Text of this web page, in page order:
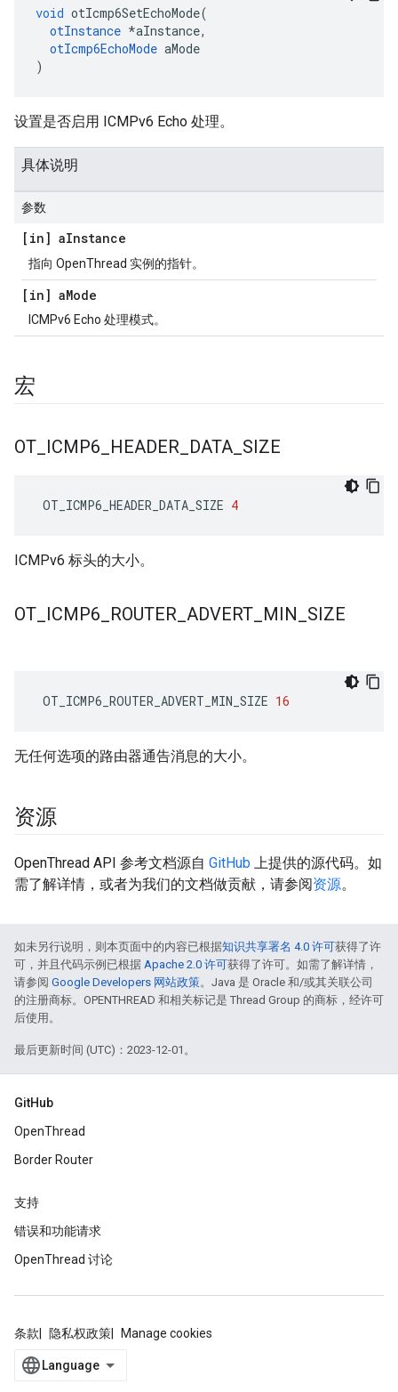
void otIcmp6SetEchoMode(
otInstance *aInstance,
otIcmp6EchoMode aMode
)
设置是否启用 ICMPv6 Echo 处理。
具体说明
参数
[in] aInstance
指向 OpenThread 实例的指针。
[in] aMode
ICMPv6 Echo 处理模式。
宏
OT ICMP6 HEADER DATA SIZE
OT_ICMP6_HEADER_DATA_SIZE 4
ICMPv6 标头的大小。
OT ICMP6 ROUTER ADVERT MIN SIZE
OT_ICMP6_ROUTER_ADVERT_MIN_SIZE 16
无任何选项的路由器通告消息的大小。
资源
OpenThread API 参考文档源自 GitHub 上提供的源代码。如
需了解详情，或者为我们的文档做贡献，请参阅资源。
如未另行说明，则本页面中的内容已根据知识共享署名 4.0 许可获得了许
可，并且代码示例已根据 Apache 2.0 许可获得了许可。如需了解详情，
请参阅 Google Developers 网站政策。Java 是 Oracle 和/或其关联公司
的注册商标。OPENTHREAD 和相关标记是 Thread Group 的商标，经许可
后使用。
最后更新时间 (UTC)：2023-12-01。
GitHub
OpenThread
Border Router
支持
错误和功能请求
OpenThread 讨论
条款 隐私权政策 Manage cookies